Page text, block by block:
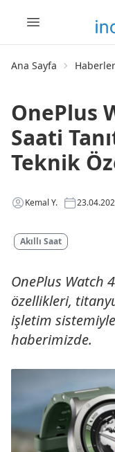
Ana Sayfa Haberler
OnePlus
Saati
Teknik
Kemal Y.
Akıllı Saat
OnePlus Watch
özellikleri,
işletim
haberimizde.